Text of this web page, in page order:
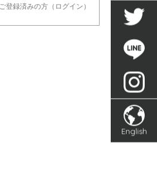
English
ご登録済みの方（ログイン）